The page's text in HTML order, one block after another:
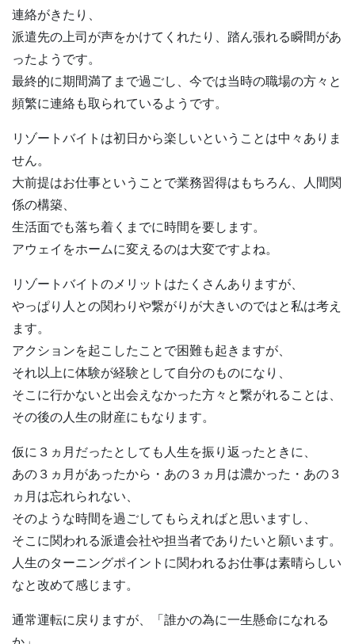
連絡がきたり、
派遣先の上司が声をかけてくれたり、踏ん張れる瞬間があ
ったようです。
最終的に期間満了まで過ごし、今では当時の職場の方々と
頻繁に連絡も取られているようです。
リゾートバイトは初日から楽しいということは中々ありま
せん。
大前提はお仕事ということで業務習得はもちろん、人間関
係の構築、
生活面でも落ち着くまでに時間を要します。
アウェイをホームに変えるのは大変ですよね。
リゾートバイトのメリットはたくさんありますが、
やっぱり人との関わりや繋がりが大きいのではと私は考え
ます。
アクションを起こしたことで困難も起きますが、
それ以上に体験が経験として自分のものになり、
そこに行かないと出会えなかった方々と繋がれることは、
その後の人生の財産にもなります。
仮に３ヵ月だったとしても人生を振り返ったときに、
あの３ヵ月があったから・あの３ヵ月は濃かった・あの３
ヵ月は忘れられない、
そのような時間を過ごしてもらえればと思いますし、
そこに関われる派遣会社や担当者でありたいと願います。
人生のターニングポイントに関われるお仕事は素晴らしい
なと改めて感じます。
通常運転に戻りますが、「誰かの為に一生懸命になれる